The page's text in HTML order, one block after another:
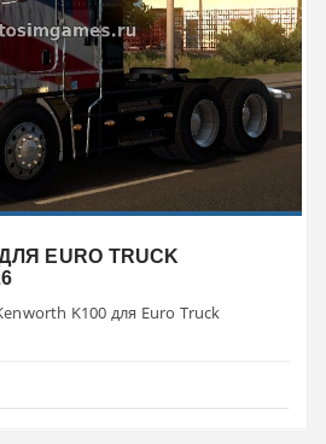
EURO TRUCK
K100 для Euro Truck